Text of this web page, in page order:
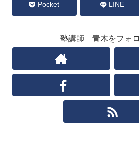
Pocket LINE
塾講師 青木をフォ